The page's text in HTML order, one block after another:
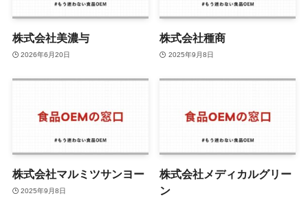
株式会社美濃与
2026年6月20日
株式会社種商
2025年9月8日
株式会社マルミツサンヨー
2025年9月8日
株式会社メディカルグリー
ン